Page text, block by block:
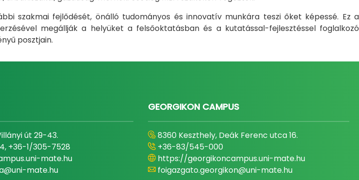
szakmai fejlődését, önálló tudományos és innovatív munkára teszi őket képessé. Ez a
megállják a helyüket a felsőoktatásban és a kutatással-fejlesztéssel foglalkozó
posztjain.
út 29-43.
+36-1/305-7528
mate.hu
mate.hu
GEORGIKON CAMPUS
8360 Keszthely, Deák Ferenc utca 16.
+36-83/545-000
https://georgikoncampus.uni-mate.hu
foigazgato.georgikon@uni-mate.hu